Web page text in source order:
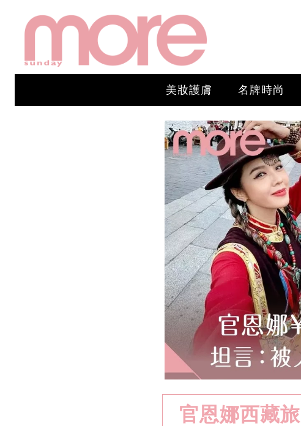
美妝護膚 名牌時尚
官恩娜西藏